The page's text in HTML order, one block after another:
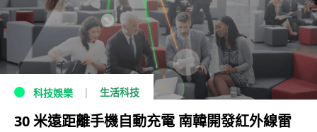
科技娛樂 生活科技
30 米遠距離手機自動充電 南韓開發紅外線雷